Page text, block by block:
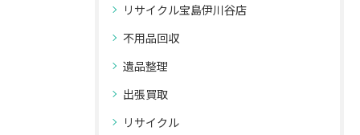
リサイクル宝島伊川谷店
不用品回収
遺品整理
出張買取
リサイクル